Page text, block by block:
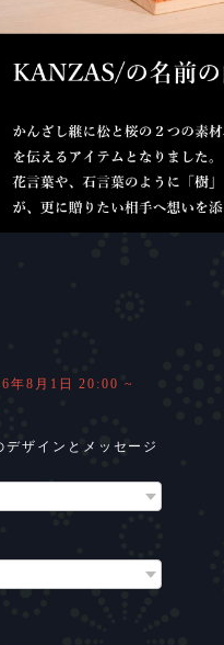
年8月1日 20:00 ~
ザインとメッセージ